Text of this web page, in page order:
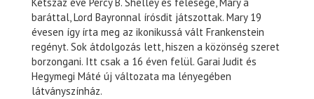
Kétszáz éve Percy B. Shelley és felesége, Mary a
baráttal, Lord Bayronnal írósdit játszottak. Mary 19
évesen így írta meg az ikonikussá vált Frankenstein
regényt. Sok átdolgozás lett, hiszen a közönség szeret
borzongani. Itt csak a 16 éven felül. Garai Judit és
Hegymegi Máté új változata ma lényegében
látványszínház.